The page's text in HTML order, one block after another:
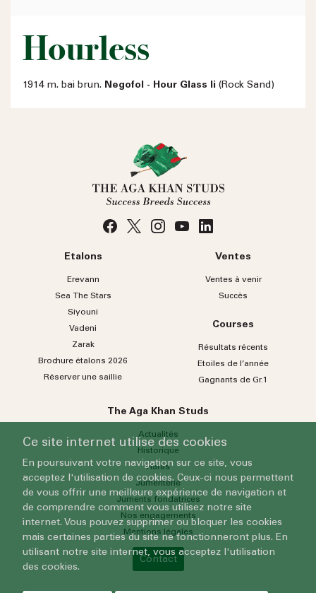
Hourless
1914 m. bai brun. Negofol - Hour Glass Ii (Rock Sand)
Etalons
Erevann
Sea TheStars
Siyouni
Vadeni
Zarak
Brochure étalons 2026
Réserver une saillie
Ventes
Ventes à venir
Succès
Courses
Résultats récents
Etoiles de l’année
Gagnants de Gr.1
The Aga Khan Studs
Actualités
Historique
Haras
Jumenterie
Juments fondatrices
Nos engagements
Mentions légales
Contact
Ce site internet utilise des cookies
En poursuivant votre navigation sur ce site, vous
acceptez l'utilisation de cookies. Ceux-ci nous permettent
de vous offrir une meilleure expérience de navigation et
de comprendre comment vous utilisez notre site
internet. Vous pouvez supprimer ou bloquer les cookies
mais certaines parties du site ne fonctionneront plus. En
utilisant notre site internet, vous acceptez l'utilisation
des cookies.